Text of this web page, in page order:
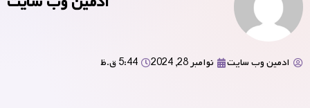
ادمین وب سایت نوامبر 28, 2024 5:44 ق.ظ